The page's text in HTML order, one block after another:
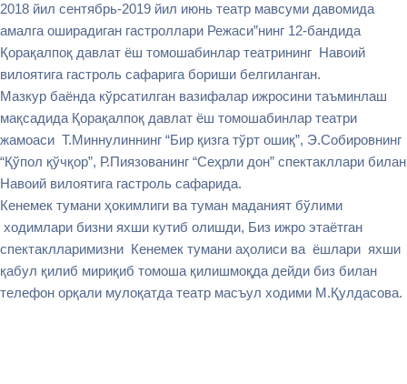
2018 йил сентябрь-2019 йил июнь театр мавсуми давомида
амалга оширадиган гастроллари Режаси”нинг 12-бандида
Қорақалпоқ давлат ёш томошабинлар театрининг Навоий
вилоятига гастроль сафарига бориши белгиланган.
Мазкур баёнда кўрсатилган вазифалар ижросини таъминлаш
мақсадида Қорақалпоқ давлат ёш томошабинлар театри
жамоаси Т.Миннулиннинг “Бир қизга тўрт ошиқ”, Э.Собировнинг
“Қўпол қўчқор”, Р.Пиязованинг “Сеҳрли дон” спектакллари билан
Навоий вилоятига гастроль сафарида.
Кенемек тумани ҳокимлиги ва туман маданият бўлими
ходимлари бизни яхши кутиб олишди, Биз ижро этаётган
спектаклларимизни Кенемек тумани аҳолиси ва ёшлари яхши
қабул қилиб мириқиб томоша қилишмоқда дейди биз билан
телефон орқали мулоқатда театр масъул ходими М.Қулдасова.